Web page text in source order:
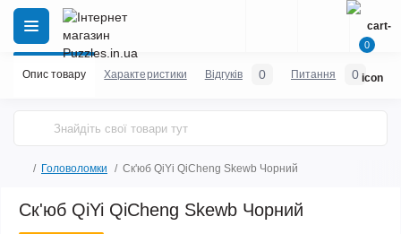
0
Головоломки Ск'юб QiYi QiCheng Skewb Чорний
Ск'юб QiYi QiCheng Skewb Чорний
Опис товару Характеристики Відгуків 0 Питання 0